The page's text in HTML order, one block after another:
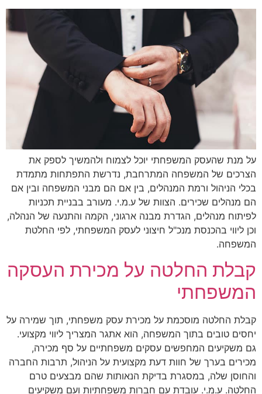
על מנת שהעסק המשפחתי יוכל לצמוח ולהמשיך לספק את
הצרכים של המשפחה המתרחבת, נדרשת התפתחות מתמדת
בכלי הניהול ורמת המנהלים, בין אם הם מבני המשפחה ובין אם
הם מנהלים שכירים. הצוות של ע.מ.י. מעורב בבניית תכניות
לפיתוח מנהלים, הגדרת מבנה ארגוני, הקמה והתנעה של הנהלה,
וכן ליווי בהכנסת מנכ"ל חיצוני לעסק המשפחתי, לפי החלטת
המשפחה.
קבלת החלטה על מכירת העסקה
המשפחתי
קבלת החלטה מוסכמת על מכירת עסק משפחתי, תוך שמירה על
יחסים טובים בתוך המשפחה, הוא אתגר המצריך ליווי מקצועי.
גם משקיעים המחפשים עסקים משפחתיים על סף מכירה,
מכירים בערך של חוות דעת מקצועית על הניהול, תרבות החברה
והחוסן שלה, במסגרת בדיקת הנאותות שהם מבצעים טרם
החלטה. ע.מ.י. עובדת עם חברות משפחתיות ועם משקיעים